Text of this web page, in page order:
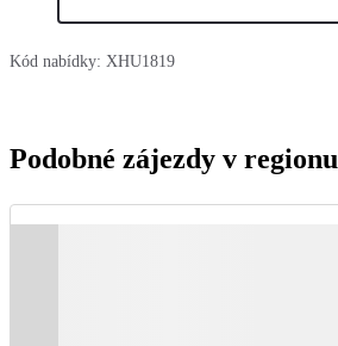
Kód nabídky: XHU1819
Podobné zájezdy v regionu